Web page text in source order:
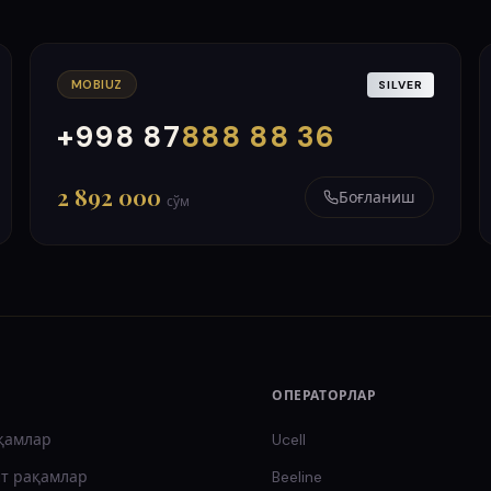
MOBIUZ SILVER
+998 87888 88 36
000
999
2 892 000 сўм Боғланиш
рақамлар
ОПЕРАТОРЛАР
Ucell
Beeline